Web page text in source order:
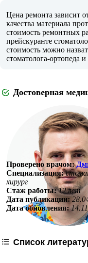
Цена ремонта зависит
качества материала
стоимость ремонтных
прейскуранте
стоимость можно
стоматолога-ортопеда
Достоверная
Проверено врачом:
Специализация:
хирург
Стаж работы: 12 лет
Дата публикации:
Дата обновления:
Список